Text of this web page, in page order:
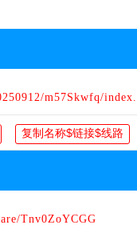
m57Skwfq/
Tnv0ZoYCGG